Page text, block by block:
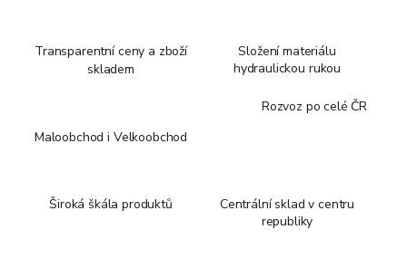
Transparentní ceny a zboží
skladem
Složení materiálu
hydraulickou rukou
Maloobchod i Velkoobchod
Rozvoz po celé ČR
Široká škála produktů
Centrální sklad v centru
republiky